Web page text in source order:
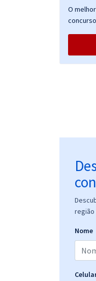
O
região
Nome